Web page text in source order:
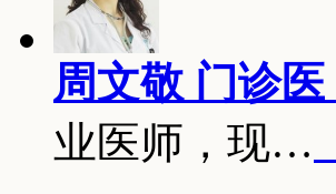
周文敬 门诊医
业医师，现…